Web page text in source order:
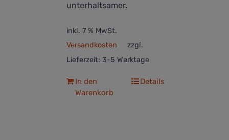
unterhaltsamer.
inkl. 7 % MwSt.
zzgl.
Versandkosten
Lieferzeit: 3-5 Werktage
In den
Warenkorb
Details